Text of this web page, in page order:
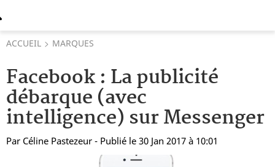
ACCUEIL MARQUES
Facebook : La publicité
débarque (avec
intelligence) sur Messenger
Par Céline Pastezeur - Publié le 30 Jan 2017 à 10:01